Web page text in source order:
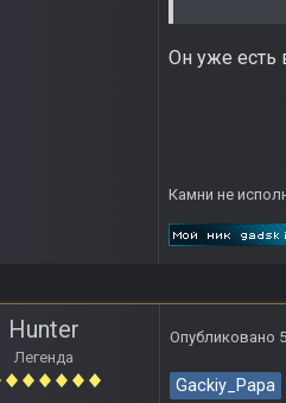
Он уже есть
Камни не
Hunter
Легенда
Опубликовано
Gackiy_Papa